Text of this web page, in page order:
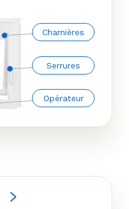
Charnières
Serrures
Opérateur